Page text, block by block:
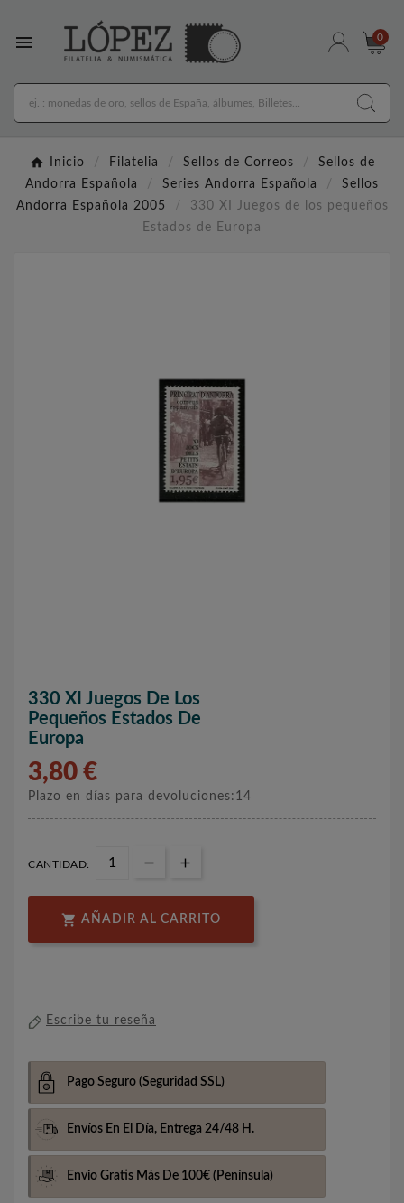
 0
Inicio Filatelia Sellos de Correos
Sellos de
Andorra Española
Series Andorra Española
Sellos
Andorra Española 2005
330 XI Juegos de los pequeños
Estados de Europa
330 XI Juegos De Los
Pequeños Estados De
Europa
3,80 €
Plazo en días para devoluciones:14
CANTIDAD:
 AÑADIR AL CARRITO
Escribe tu reseña
Pago Seguro (Seguridad SSL)
Envíos En El Día, Entrega 24/48 H.
Envio Gratis Más De 100€ (Península)